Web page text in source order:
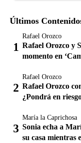
Últimos
Rafael Orozco
Rafael Orozco y
momento en
Rafael Orozco
Rafael Orozco
¿Pondrá en
María la Caprichosa
Sonia echa a
su casa mientras